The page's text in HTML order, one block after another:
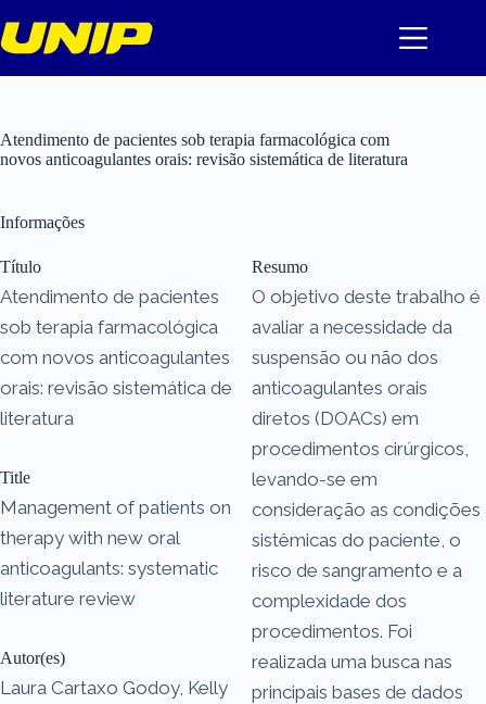
para
o
Atendimento de pacientes sob terapia farmacológica com
novos anticoagulantes orais: revisão sistemática de literatura
Informações
Título
Atendimento de pacientes
sob terapia farmacológica
com novos anticoagulantes
orais: revisão sistemática de
literatura
Title
Management of patients on
therapy with new oral
anticoagulants: systematic
literature review
Autor(es)
Laura Cartaxo Godoy, Kelly
Resumo
O objetivo deste trabalho é
avaliar a necessidade da
suspensão ou não dos
anticoagulantes orais
diretos (DOACs) em
procedimentos cirúrgicos,
levando-se em
consideração as condições
sistêmicas do paciente, o
risco de sangramento e a
complexidade dos
procedimentos. Foi
realizada uma busca nas
principais bases de dados